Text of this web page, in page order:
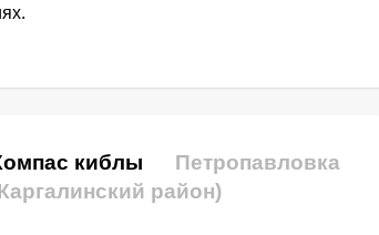
киблы
Петропавловка
район)